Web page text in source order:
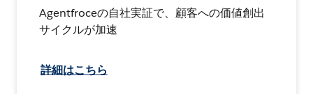
Agentfroceの自社実証で、顧客への価値創出
サイクルが加速
詳細はこちら